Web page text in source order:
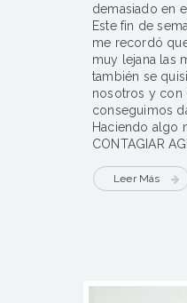
demasiado en
Este fin de
me recordó
muy lejana las
también se
nosotros y con
conseguimos
Haciendo algo
CONTAGIAR
Leer Más